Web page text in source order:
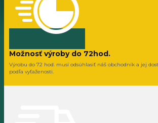
Možnosť výroby do 72hod.
Výrobu do 72 hod. musí odsúhlasiť náš obchodník a jej
podľa vyťaženosti.